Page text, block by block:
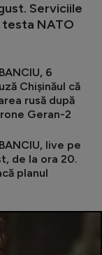
Serviciile
testa NATO
6
Chișinăul că
rusă după
Geran-2
live pe
de la ora 20.
planul